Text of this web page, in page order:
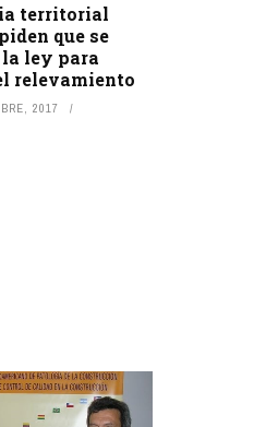
territorial
que se
ley para
relevamiento
2017